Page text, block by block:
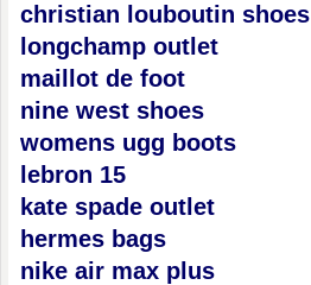
christian louboutin shoes
longchamp outlet
maillot de foot
nine west shoes
womens ugg boots
lebron 15
kate spade outlet
hermes bags
nike air max plus